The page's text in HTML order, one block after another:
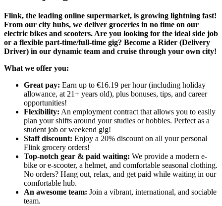
Flink, the leading online supermarket, is growing lightning fast!
From our city hubs, we deliver groceries in no time on our
electric bikes and scooters. Are you looking for the ideal side job
or a flexible part-time/full-time gig? Become a Rider (Delivery
Driver) in our dynamic team and cruise through your own city!
What we offer you:
Great pay: Earn up to €16.19 per hour (including holiday
allowance, at 21+ years old), plus bonuses, tips, and career
opportunities!
Flexibility: An employment contract that allows you to easily
plan your shifts around your studies or hobbies. Perfect as a
student job or weekend gig!
Staff discount: Enjoy a 20% discount on all your personal
Flink grocery orders!
Top-notch gear & paid waiting: We provide a modern e-
bike or e-scooter, a helmet, and comfortable seasonal clothing.
No orders? Hang out, relax, and get paid while waiting in our
comfortable hub.
An awesome team: Join a vibrant, international, and sociable
team.